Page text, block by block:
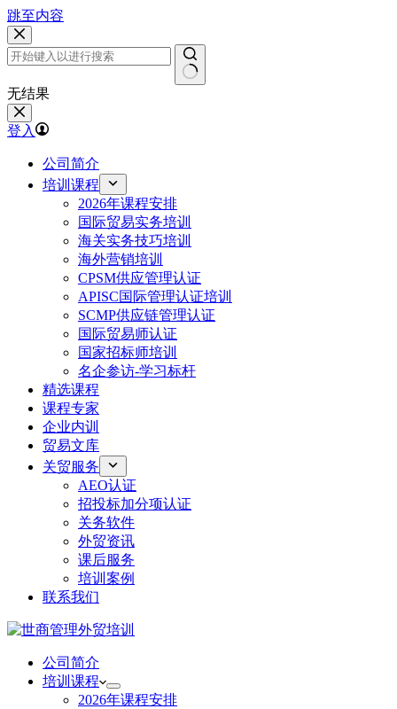
跳至内容
无结果
登入
公司简介
培训课程
2026年课程安排
国际贸易实务培训
海关实务技巧培训
海外营销培训
CPSM供应管理认证
APISC国际管理认证培训
SCMP供应链管理认证
国际贸易师认证
国家招标师培训
名企参访-学习标杆
精选课程
课程专家
企业内训
贸易文库
关贸服务
AEO认证
招投标加分项认证
关务软件
外贸资讯
课后服务
培训案例
联系我们
公司简介
培训课程
2026年课程安排